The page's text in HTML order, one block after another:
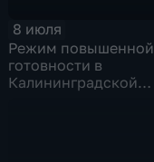
8 июля
Режим повышенной
готовности в
Калининградской